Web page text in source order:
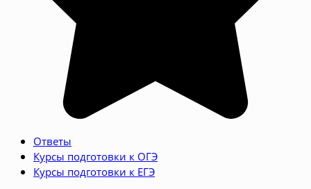
Ответы
Курсы подготовки к ОГЭ
Курсы подготовки к ЕГЭ